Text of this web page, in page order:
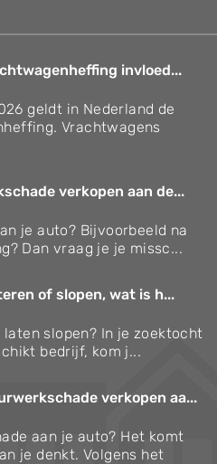
invloed...
geldt in Nederland de
Vrachtwagens
verkopen aan de...
je auto? Bijvoorbeeld na
Dan vraag je je missc...
of slopen, wat is h...
laten slopen? In je zoektocht
bedrijf, kom j...
verkopen aa...
aan je auto? Het komt
je denkt. Volgens het